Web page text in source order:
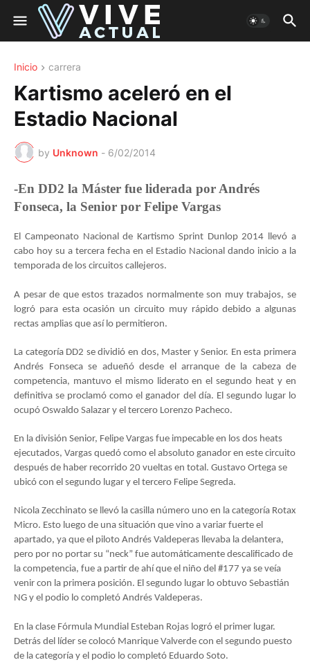
Inicio carrera
Kartismo aceleró en el
Estadio Nacional
by Unknown - 6/02/2014
-En DD2 la Máster fue liderada por Andrés
Fonseca, la Senior por Felipe Vargas
El Campeonato Nacional de Kartismo Sprint Dunlop 2014 llevó a
cabo hoy su a tercera fecha en el Estadio Nacional dando inicio a la
temporada de los circuitos callejeros.
A pesar de que estos trazados normalmente son muy trabajos, se
logró para esta ocasión un circuito muy rápido debido a algunas
rectas amplias que así lo permitieron.
La categoría DD2 se dividió en dos, Master y Senior. En esta primera
Andrés Fonseca se adueñó desde el arranque de la cabeza de
competencia, mantuvo el mismo liderato en el segundo heat y en
definitiva se proclamó como el ganador del día. El segundo lugar lo
ocupó Oswaldo Salazar y el tercero Lorenzo Pacheco.
En la división Senior, Felipe Vargas fue impecable en los dos heats
ejecutados, Vargas quedó como el absoluto ganador en este circuito
después de haber recorrido 20 vueltas en total. Gustavo Ortega se
ubicó con el segundo lugar y el tercero Felipe Segreda.
Nicola Zecchinato se llevó la casilla número uno en la categoría Rotax
Micro. Esto luego de una situación que vino a variar fuerte el
apartado, ya que el piloto Andrés Valdeperas llevaba la delantera,
pero por no portar su “neck” fue automáticamente descalificado de
la competencia, fue a partir de ahí que el niño del #177 ya se veía
venir con la primera posición. El segundo lugar lo obtuvo Sebastián
NG y el podio lo completó Andrés Valdeperas.
En la clase Fórmula Mundial Esteban Rojas logró el primer lugar.
Detrás del líder se colocó Manrique Valverde con el segundo puesto
de la categoría y el podio lo completó Eduardo Soto.